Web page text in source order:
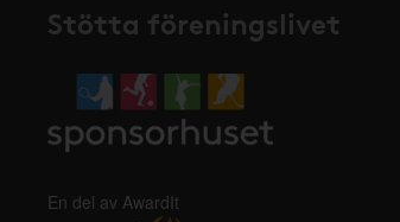
Stötta föreningslivet
En del av AwardIt